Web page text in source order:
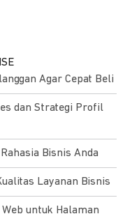
Agar Cepat Beli
dan Strategi Profil
Bisnis Anda
Layanan Bisnis
untuk Halaman